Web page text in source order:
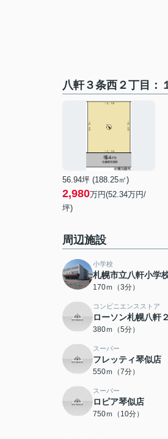
八軒３条西２丁目：
56.94坪 (188.25㎡)
2,980万円(52.34万円/
坪)
周辺施設
小学校
札幌市立八軒小学
170ｍ（3分）
コンビニエンスストア
ローソン札幌八軒
380ｍ（5分）
スーパー
フレッティ琴似店
550ｍ（7分）
スーパー
ロピア琴似店
750ｍ（10分）